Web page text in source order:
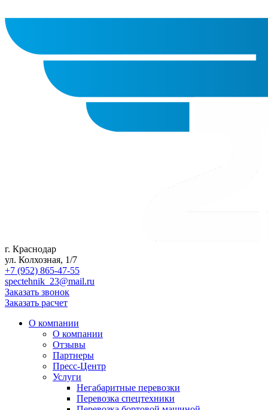
г. Краснодар
ул. Колхозная, 1/7
+7 (952) 865-47-55
spectehnik_23@mail.ru
Заказать звонок
Заказать расчет
О компании
О компании
Отзывы
Партнеры
Пресс-Центр
Услуги
Негабаритные перевозки
Перевозка спецтехники